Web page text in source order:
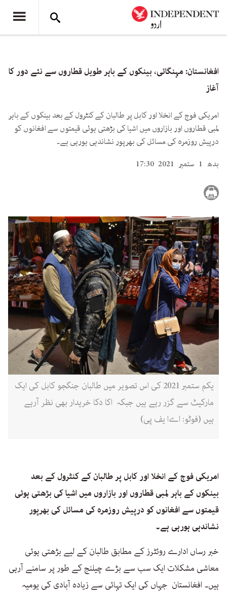
افغانستان: مہنگائی، بینکوں کے باہر طویل قطاروں سے نئے دور کا
آغاز
​​​​​​​امریکی فوج کے انخلا اور کابل پر طالبان کے کنٹرول کے بعد بینکوں کے باہر
لمبی قطاروں اور بازاروں میں اشیا کی بڑھتی ہوئی قیمتوں سے افغانوں کو
درپیش روزمرہ کی مسائل کی بھرپور نشاندہی ہورہی ہے۔
بدھ 1 ستمبر 2021 17:30
یکم ستمبر 2021 کی اس تصویر میں طالبان جنگجو کابل کی ایک
مارکیٹ سے گزر رہے ہیں جبکہ اکا دکا خریدار بھی نظر آرہے
ہیں (فوٹو: اےا یف پی)
امریکی فوج کے انخلا اور کابل پر طالبان کے کنٹرول کے بعد
بینکوں کے باہر لمبی قطاروں اور بازاروں میں اشیا کی بڑھتی ہوئی
قیمتوں سے افغانوں کو درپیش روزمرہ کی مسائل کی بھرپور
نشاندہی ہورہی ہے۔
خبر رساں ادارے روئٹرز کے مطابق طالبان کے لیے بڑھتی ہوئی
معاشی مشکلات ایک سب سے بڑے چیلنج کے طور پر سامنے آرہی
ہیں۔ افغانستان جہاں کی ایک تہائی سے زیادہ آبادی کی یومیہ